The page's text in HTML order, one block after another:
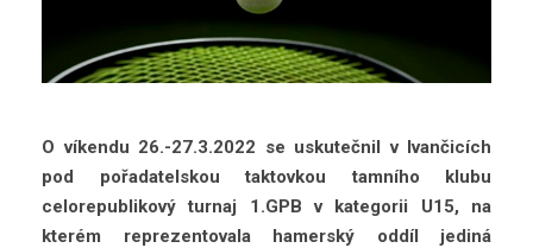
O víkendu 26.-27.3.2022 se uskutečnil v Ivančicích
pod pořadatelskou taktovkou tamního klubu
celorepublikový turnaj 1.GPB v kategorii U15, na
kterém reprezentovala hamerský oddíl jediná